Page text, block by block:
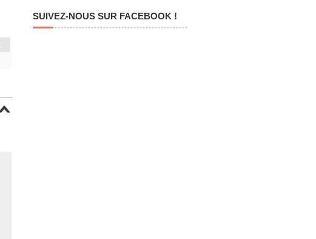
SUIVEZ-NOUS SUR FACEBOOK !